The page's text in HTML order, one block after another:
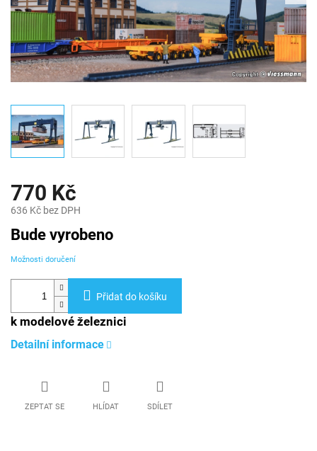
770 Kč
636 Kč bez DPH
Měrná
cena:
Bude vyrobeno
Možnosti doručení
Přidat do košíku
k modelové železnici
Detailní informace
ZEPTAT SE HLÍDAT SDÍLET